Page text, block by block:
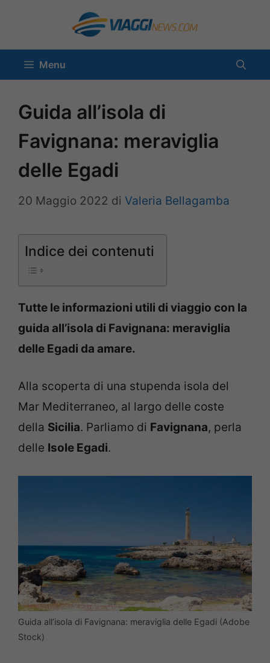
contenuto
Menu
Guida all’isola di
Favignana: meraviglia
delle Egadi
20 Maggio 2022 di Valeria Bellagamba
Indice dei contenuti
Tutte le informazioni utili di viaggio con la
guida all’isola di Favignana: meraviglia
delle Egadi da amare.
Alla scoperta di una stupenda isola del
Mar Mediterraneo, al largo delle coste
della Sicilia. Parliamo di Favignana, perla
delle Isole Egadi.
Guida all’isola di Favignana: meraviglia delle Egadi (Adobe
Stock)